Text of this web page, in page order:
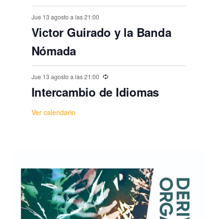
Jue 13 agosto a las 21:00
Victor Guirado y la Banda
Nómada
Jue 13 agosto a las 21:00
Intercambio de Idiomas
Ver calendario